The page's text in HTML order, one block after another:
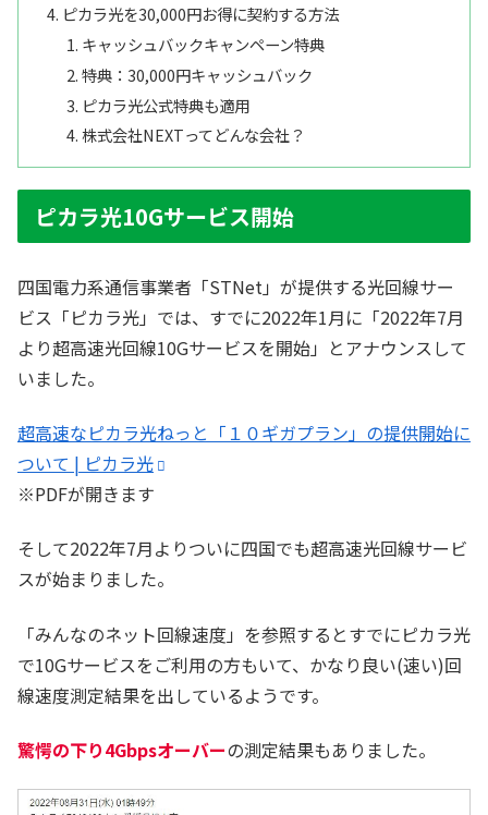
ピカラ光を30,000円お得に契約する方法
キャッシュバックキャンペーン特典
特典：30,000円キャッシュバック
ピカラ光公式特典も適用
株式会社NEXTってどんな会社？
ピカラ光10Gサービス開始
四国電力系通信事業者「STNet」が提供する光回線サー
ビス「ピカラ光」では、すでに2022年1月に「2022年7月
より超高速光回線10Gサービスを開始」とアナウンスして
いました。
超高速なピカラ光ねっと「１０ギガプラン」の提供開始に
ついて | ピカラ光
※PDFが開きます
そして2022年7月よりついに四国でも超高速光回線サービ
スが始まりました。
「みんなのネット回線速度」を参照するとすでにピカラ光
で10Gサービスをご利用の方もいて、かなり良い(速い)回
線速度測定結果を出しているようです。
驚愕の下り4Gbpsオーバーの測定結果もありました。